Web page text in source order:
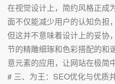
在视觉设计上，简约风格正成
面不仅能减少用户的认知负担
但这并不意味着设计上的妥协
节的精雕细琢和色彩搭配的和
意元素的应用，让网站在极简
# 三、为王：SEO优化与优质